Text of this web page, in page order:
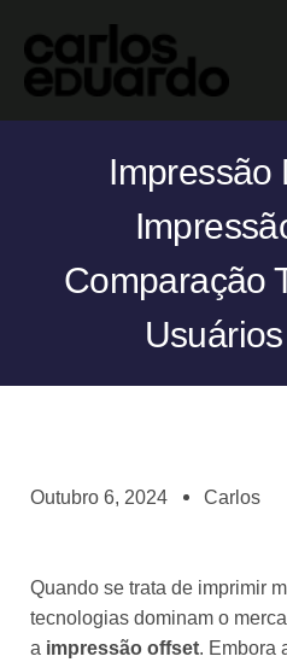
Impressão
Comparação
Outubro 6, 2024 Carlos
Quando se trata de imprimir
tecnologias dominam o
a impressão offset. Embora